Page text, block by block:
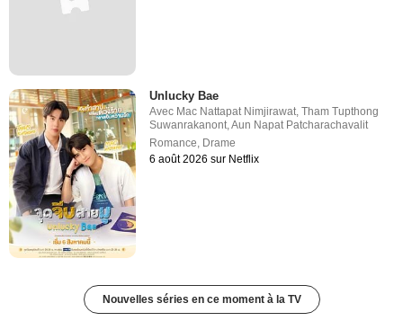
Unlucky Bae
Avec Mac Nattapat Nimjirawat ,Tham Tupthong
Suwanrakanont ,Aun Napat Patcharachavalit
Romance Drame
6 août 2026 sur Netflix
Nouvelles séries en ce moment à la TV